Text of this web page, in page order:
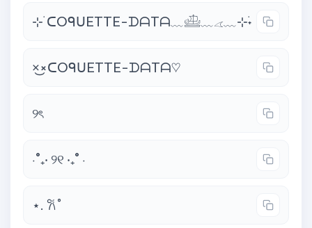
⊹ ࣪ᑕOᑫᑌETTE-ᗪᗩTᗩ﹏𓊝﹏𓂁﹏⊹࣪˖
×͜×ᑕOᑫᑌETTE-ᗪᗩTᗩ♡
୨ৎ
⋅˚₊‧ ୨୧ ‧₊˚ ⋅
⋆. 𐙚 ̊